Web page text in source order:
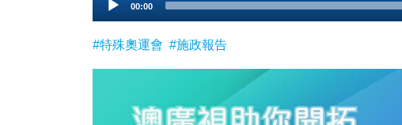
Player
00:00
#特殊奧運會 #施政報告